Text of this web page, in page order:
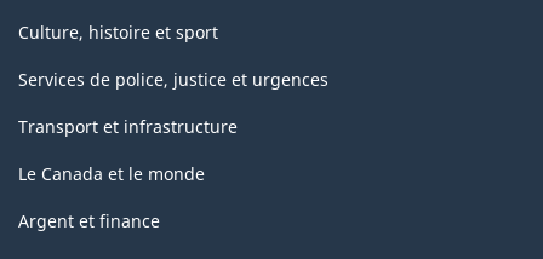
Culture, histoire et sport
Services de police, justice et urgences
Transport et infrastructure
Le Canada et le monde
Argent et finance